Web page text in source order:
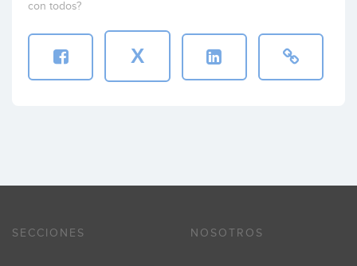
con todos?
X
SECCIONES NOSOTROS